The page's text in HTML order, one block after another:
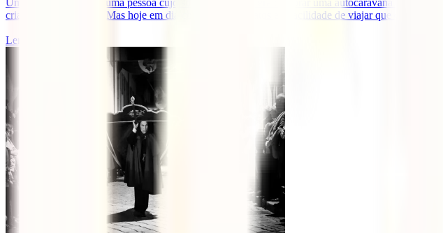
criança nos anos 90… Mas hoje em dia com os voos baratos e a facilidade de viajar que existe,
Ler mais